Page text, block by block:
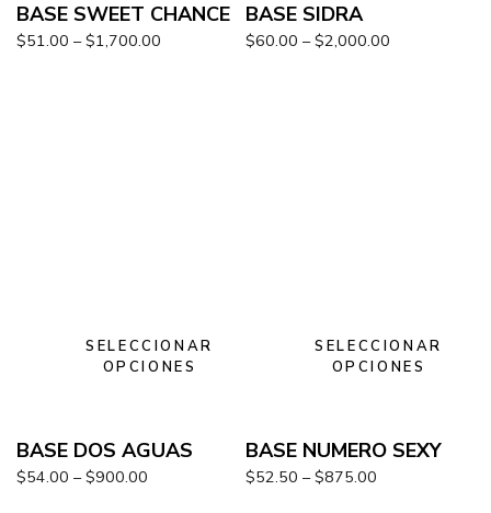
BASE SWEET CHANCE
$51.00 – $1,700.00
BASE SIDRA
$60.00 – $2,000.00
SELECCIONAR
OPCIONES
BASE DOS AGUAS
$54.00 – $900.00
SELECCIONAR
OPCIONES
BASE NUMERO SEXY
$52.50 – $875.00